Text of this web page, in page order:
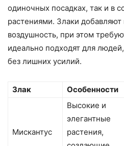
одиночных посадках, так и в
растениями. Злаки
воздушность, при этом
идеально подходят для
без лишних усилий.
Злак Особенности
Мискантус
Высокие и
элегантные
растения,